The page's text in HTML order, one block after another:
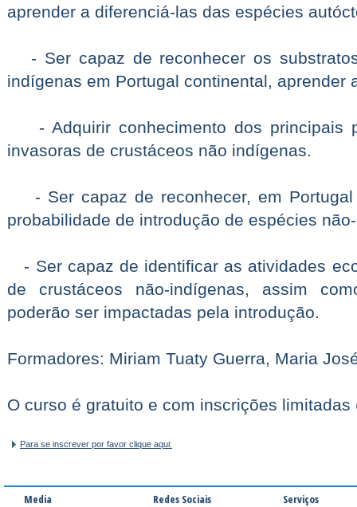
aprender a diferenciá-las das espécies
- Ser capaz de reconhecer os
indígenas em Portugal continental, aprender
- Adquirir conhecimento dos principais
invasoras de crustáceos não indígenas.
- Ser capaz de reconhecer, em Portugal
probabilidade de introdução de espécies
- Ser capaz de identificar as atividades
de crustáceos não-indígenas, assim
poderão ser impactadas pela introdução.
Formadores: Miriam Tuaty Guerra, Maria
O curso é gratuito e com inscrições
Para se inscrever por favor clique aqui:
Media Redes Sociais Serviços